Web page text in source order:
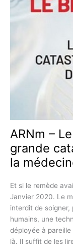
ARNm –
grande
la
Et si le remède
Janvier 2020. Le
interdit de soigner,
humains, une
déployée à
là. Il suffit de les